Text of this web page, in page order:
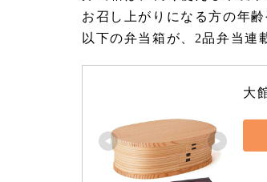
お召し上がりになる方の年
以下の弁当箱が、2品弁当連
大